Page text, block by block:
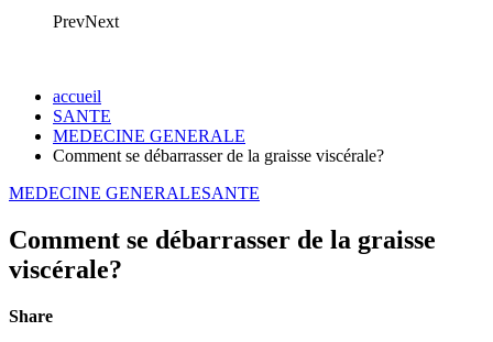
PrevNext
accueil
SANTE
MEDECINE GENERALE
Comment se débarrasser de la graisse viscérale?
MEDECINE GENERALESANTE
Comment se débarrasser de la graisse
viscérale?
Share